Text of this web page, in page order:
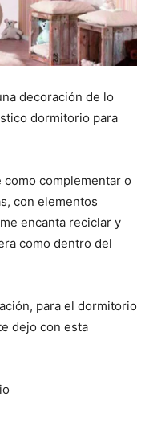
decoración de lo
dormitorio para
como complementar o
con elementos
encanta reciclar y
como dentro del
para el dormitorio
dejo con esta